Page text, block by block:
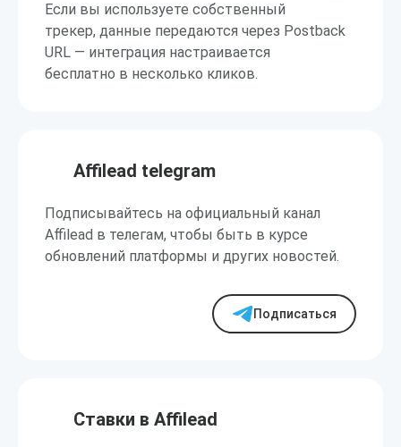
Если вы используете собственный
трекер, данные передаются через Postback
URL — интеграция настраивается
бесплатно в несколько кликов.
Affilead telegram
Подписывайтесь на официальный канал
Affilead в телегам, чтобы быть в курсе
обновлений платформы и других новостей.
Подписаться
Ставки в Affilead